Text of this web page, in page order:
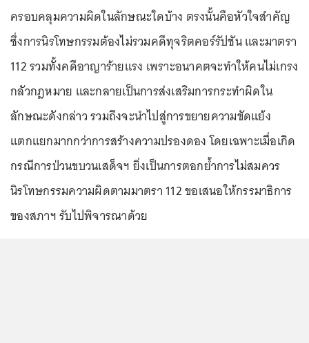
ครอบคลุมความผิดในลักษณะใดบ้าง ตรงนั้นคือหัวใจสำคัญ
ซึ่งการนิรโทษกรรมต้องไม่รวมคดีทุจริตคอร์รัปชัน และมาตรา
112 รวมทั้งคดีอาญาร้ายแรง เพราะอนาคตจะทำให้คนไม่เกรง
กลัวกฎหมาย และกลายเป็นการส่งเสริมการกระทำผิดใน
ลักษณะดังกล่าว รวมถึงจะนำไปสู่การขยายความขัดแย้ง
แตกแยกมากกว่าการสร้างความปรองดอง โดยเฉพาะเมื่อเกิด
กรณีการป่วนขบวนเสด็จฯ ยิ่งเป็นการตอกย้ำการไม่สมควร
นิรโทษกรรมความผิดตามมาตรา 112 ขอเสนอให้กรรมาธิการ
ของสภาฯ รับไปพิจารณาด้วย